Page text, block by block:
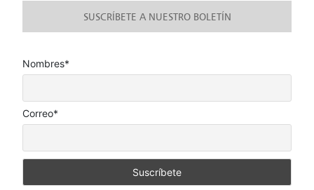
SUSCRÍBETE A NUESTRO BOLETÍN
Nombres*
Correo*